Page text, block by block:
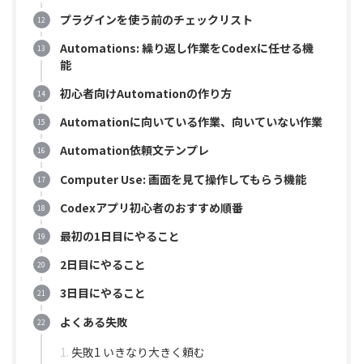
プラグインを使う前のチェックリスト
Automations: 繰り返し作業をCodexに任せる機
能
初心者向けAutomationの作り方
Automationに向いている作業、向いていない作業
Automation依頼文テンプレ
Computer Use: 画面を見て操作してもらう機能
Codexアプリ初心者のおすすめ順番
最初の1日目にやること
2日目にやること
3日目にやること
よくある失敗
失敗1 いきなり大きく頼む